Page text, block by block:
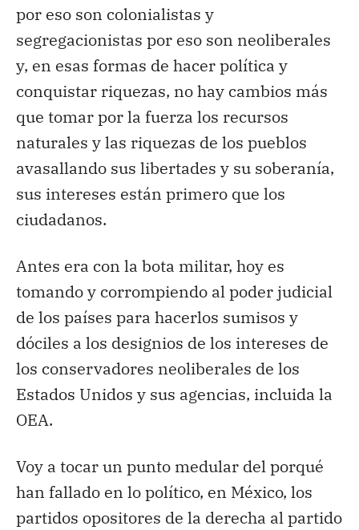
por eso son colonialistas y
segregacionistas por eso son neoliberales
y, en esas formas de hacer política y
conquistar riquezas, no hay cambios más
que tomar por la fuerza los recursos
naturales y las riquezas de los pueblos
avasallando sus libertades y su soberanía,
sus intereses están primero que los
ciudadanos.
Antes era con la bota militar, hoy es
tomando y corrompiendo al poder judicial
de los países para hacerlos sumisos y
dóciles a los designios de los intereses de
los conservadores neoliberales de los
Estados Unidos y sus agencias, incluida la
OEA.
Voy a tocar un punto medular del porqué
han fallado en lo político, en México, los
partidos opositores de la derecha al partido